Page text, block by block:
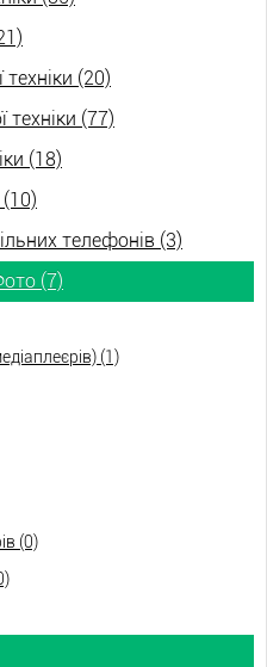
(20)
техніки (77)
(18)
телефонів (3)
(7)
(1)
(0)